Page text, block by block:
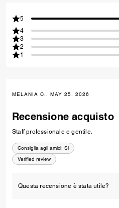
5
4
3
2
1
MELANIA C., MAY 25, 2026
Recensione acquisto
Staff professionale e gentile.
Consiglia agli amici: Si
Verified review
Questa recensione è stata utile?